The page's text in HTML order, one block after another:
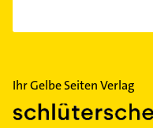
Ihr Gelbe Seiten Verlag